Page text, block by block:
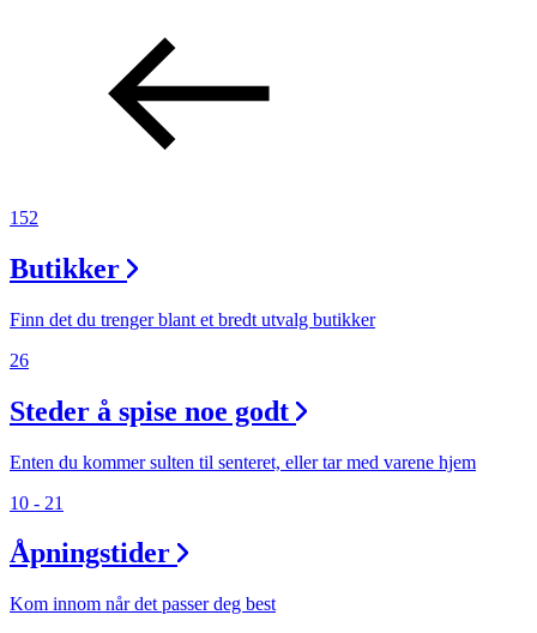
152
Butikker
Finn det du trenger blant et bredt utvalg butikker
26
Steder å spise noe godt
Enten du kommer sulten til senteret, eller tar med varene hjem
10 - 21
Åpningstider
Kom innom når det passer deg best